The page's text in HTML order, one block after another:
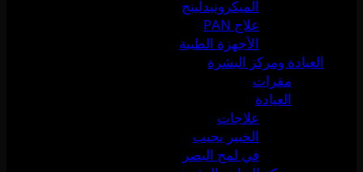
الميكرونيدلينج
علاج PAN
الأجهزة الطبية
العيادة ومركز البشرة
مقرات
العيادة
علاجات
الخبير يجيب
في لمح البصر